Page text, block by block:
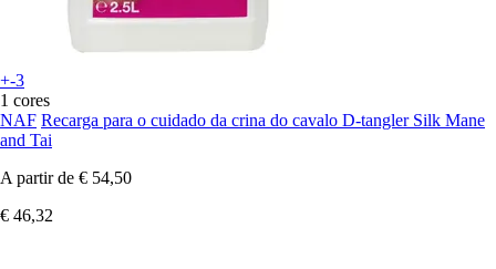
+-3
1 cores
NAF Recarga para o cuidado da crina do cavalo D-tangler Silk Mane
and Tai
A partir de € 54,50
€ 46,32